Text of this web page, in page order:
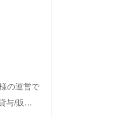
の運営で
与/販